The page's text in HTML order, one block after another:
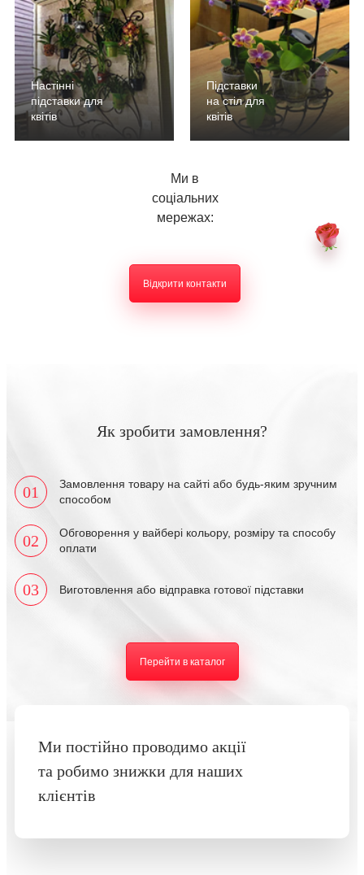
Настінні
підставки для
квітів
Підставки
на стіл для
квітів
Ми в
соціальних
мережах:
Відкрити контакти
Як зробити замовлення?
01
Замовлення товару на сайті або будь-яким зручним
способом
02
Обговорення у вайбері кольору, розміру та способу
оплати
03 Виготовлення або відправка готової підставки
Перейти в каталог
Ми постійно проводимо акції
та робимо знижки для наших
клієнтів